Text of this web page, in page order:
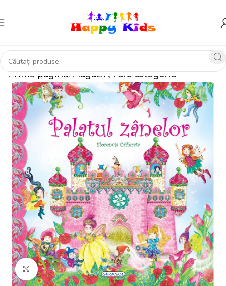
Prima pagină Magazin Fara categorie
Click pentru a mări